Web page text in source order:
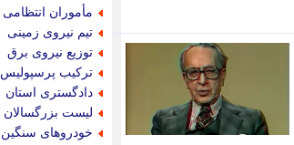
مأموران انتظامی
تیم نیروی زمینی
توزیع نیروی برق
ترکیب پرسپولیس
دادگستری استان
لیست بزرگسالان
خودروهای سنگین